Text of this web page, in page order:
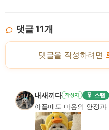
댓글 11개
댓글을 작성하려면
내새끼다 작성자 스탭
아플때도 마음의 안정과